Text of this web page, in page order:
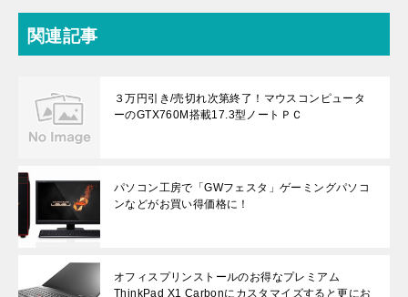
関連記事
３万円引き/売切れ次第終了！マウスコンピュータ
ーのGTX760M搭載17.3型ノートＰＣ
パソコン工房で「GWフェスタ」ゲーミングパソコ
ンなどがお買い得価格に！
オフィスプリンストールのお得なプレミアム
ThinkPad X1 Carbonにカスタマイズすると更にお